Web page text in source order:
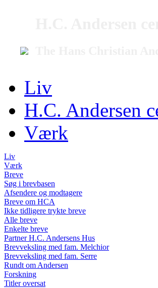
Liv
H.C. Andersen
Værk
Liv
Værk
Breve
Søg i brevbasen
Afsendere og modtagere
Breve om HCA
Ikke tidligere trykte breve
Alle breve
Enkelte breve
Partner H.C. Andersens Hus
Brevveksling med fam. Melchior
Brevveksling med fam. Serre
Rundt om Andersen
Forskning
Titler oversat